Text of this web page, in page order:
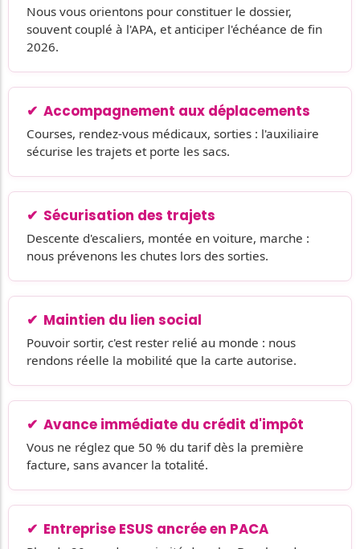
Nous vous orientons pour constituer le dossier,
souvent couplé à l'APA, et anticiper l'échéance de fin
2026.
Accompagnement aux déplacements
Courses, rendez-vous médicaux, sorties : l'auxiliaire
sécurise les trajets et porte les sacs.
Sécurisation des trajets
Descente d'escaliers, montée en voiture, marche :
nous prévenons les chutes lors des sorties.
Maintien du lien social
Pouvoir sortir, c'est rester relié au monde : nous
rendons réelle la mobilité que la carte autorise.
Avance immédiate du crédit d'impôt
Vous ne réglez que 50 % du tarif dès la première
facture, sans avancer la totalité.
Entreprise ESUS ancrée en PACA